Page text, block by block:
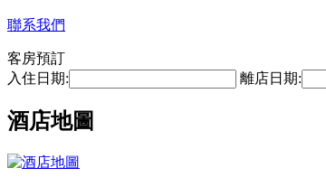
聯系我們
客房預訂
入住日期:
離店日期:
酒店地圖